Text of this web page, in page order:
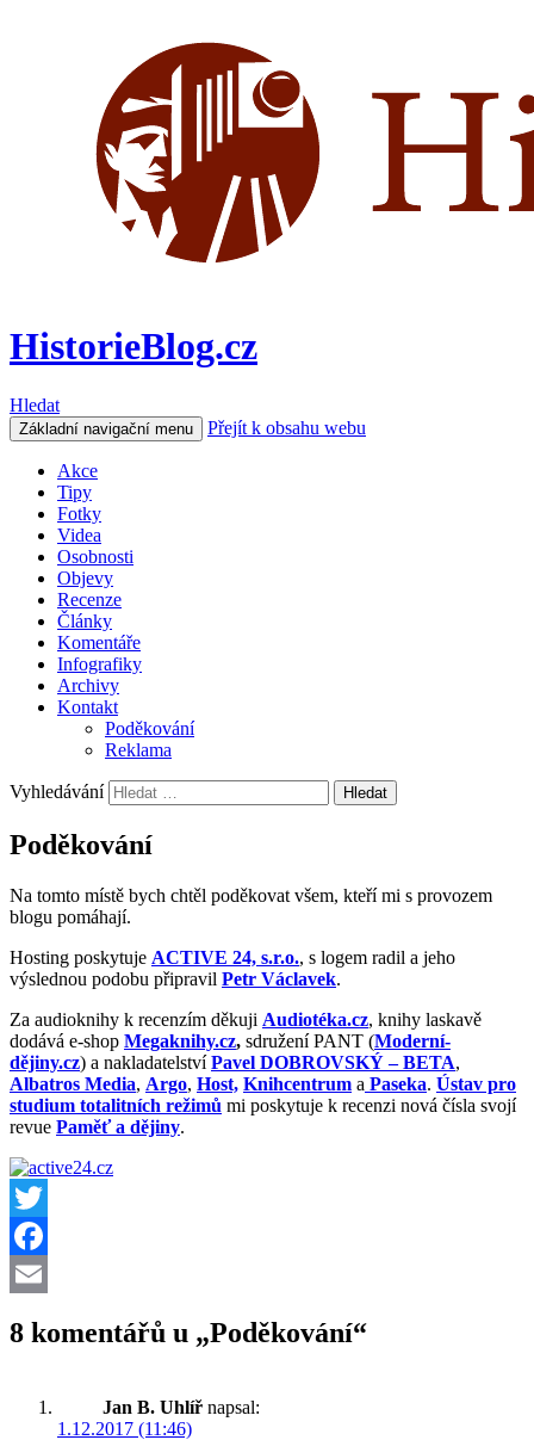
HistorieBlog.cz
Hledat
Základní navigační menu Přejít k obsahu webu
Akce
Tipy
Fotky
Videa
Osobnosti
Objevy
Recenze
Články
Komentáře
Infografiky
Archivy
Kontakt
Poděkování
Reklama
Vyhledávání
Poděkování
Na tomto místě bych chtěl poděkovat všem, kteří mi s provozem
blogu pomáhají.
Hosting poskytuje ACTIVE 24, s.r.o., s logem radil a jeho
výslednou podobu připravil Petr Václavek.
Za audioknihy k recenzím děkuji Audiotéka.cz, knihy laskavě
dodává e-shop Megaknihy.cz, sdružení PANT (Moderní-
dějiny.cz) a nakladatelstvíPavel DOBROVSKÝ – BETA,
Albatros Media, Argo, Host, Knihcentrum a Paseka. Ústav pro
studium totalitních režimů mi poskytuje k recenzi nová čísla svojí
revue Paměť a dějiny.
Twitter
Facebook
8 komentářů u „Poděkování“
Jan B. Uhlíř napsal:
1.12.2017 (11:46)